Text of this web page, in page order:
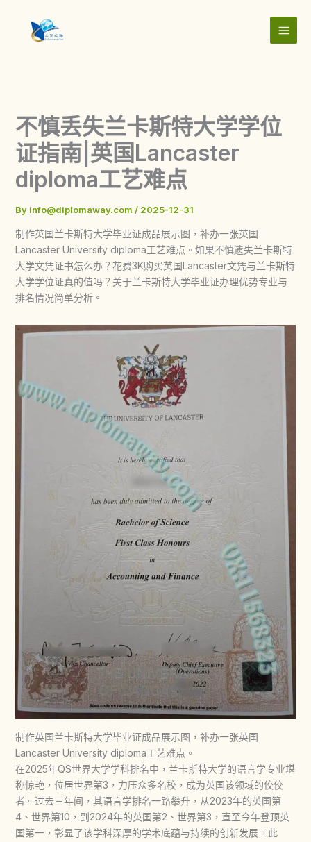
content
不慎丢失兰卡斯特大学学位
证指南|英国Lancaster
diploma工艺难点
By info@diplomaway.com / 2025-12-31
制作英国兰卡斯特大学毕业证成品展示图，补办一张英国
Lancaster University diploma工艺难点。如果不慎遗失兰卡斯特
大学文凭证书怎么办？花费3K购买英国Lancaster文凭与兰卡斯特
大学学位证真的值吗？关于兰卡斯特大学毕业证办理优势专业与
排名情况简单分析。
制作英国兰卡斯特大学毕业证成品展示图，补办一张英国
Lancaster University diploma工艺难点。
在2025年QS世界大学学科排名中，兰卡斯特大学的语言学专业堪
称惊艳，位居世界第3，力压众多名校，成为英国该领域的佼佼
者。过去三年间，其语言学排名一路攀升，从2023年的英国第
4、世界第10，到2024年的英国第2、世界第3，直至今年登顶英
国第一，彰显了该学科深厚的学术底蕴与持续的创新发展。此